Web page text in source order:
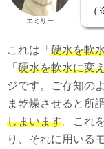
エミリー
これは「 硬水を軟
「 硬水を軟水に変
ジです。ご存知の
ま乾燥させると所
しまいます。これ
り、それに用いる